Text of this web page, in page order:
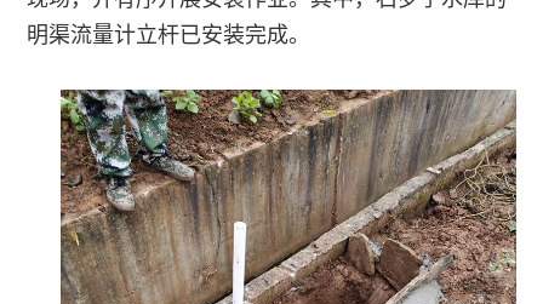
方
明渠流量计立杆已安装完成。